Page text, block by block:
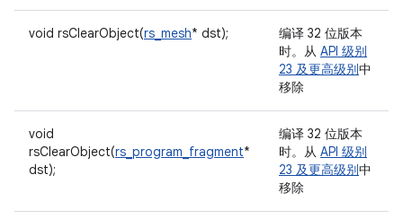
void rsClearObject(rs_mesh* dst);
编译 32 位版本
时。从 API 级别
23 及更高级别中
移除
void
rsClearObject(rs_program_fragment*
dst);
编译 32 位版本
时。从 API 级别
23 及更高级别中
移除